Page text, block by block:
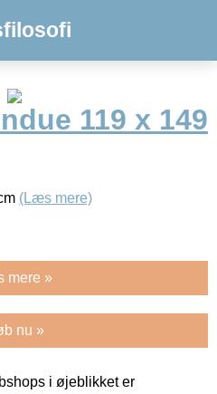
119 x 149
(Læs mere)
mere »
nu »
i øjeblikket er